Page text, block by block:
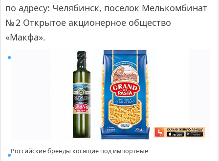
по адресу: Челябинск, поселок Мелькомбинат
№ 2 Открытое акционерное общество
«Макфа».
Российские бренды косящие под импортные